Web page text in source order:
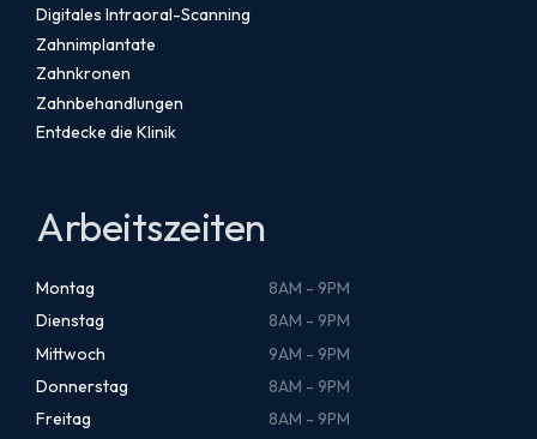
Digitales Intraoral-Scanning
Zahnimplantate
Zahnkronen
Zahnbehandlungen
Entdecke die Klinik
Arbeitszeiten
Montag
8AM - 9PM
Dienstag
8AM - 9PM
Mittwoch
9AM - 9PM
Donnerstag
8AM - 9PM
Freitag
8AM - 9PM